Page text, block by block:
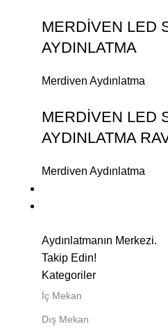
MERDİVEN LED
AYDINLATMA
Merdiven Aydınlatma
MERDİVEN LED
AYDINLATMA
Merdiven Aydınlatma
Aydınlatmanın Merkezi.
Takip Edin!
Kategoriler
İç Mekan
Dış Mekan